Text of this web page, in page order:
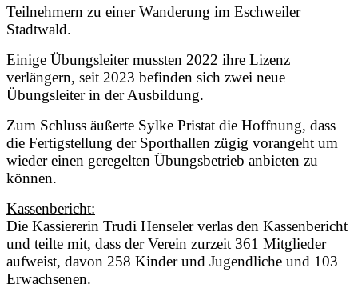
Teilnehmern zu einer Wanderung im Eschweiler
Stadtwald.
Einige Übungsleiter mussten 2022 ihre Lizenz
verlängern, seit 2023 befinden sich zwei neue
Übungsleiter in der Ausbildung.
Zum Schluss äußerte Sylke Pristat die Hoffnung, dass
die Fertigstellung der Sporthallen zügig vorangeht um
wieder einen geregelten Übungsbetrieb anbieten zu
können.
Kassenbericht:
Die Kassiererin Trudi Henseler verlas den Kassenbericht
und teilte mit, dass der Verein zurzeit 361 Mitglieder
aufweist, davon 258 Kinder und Jugendliche und 103
Erwachsenen.